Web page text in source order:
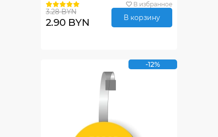
В избранное
3.28 BYN
2.90 BYN В корзину
-12%